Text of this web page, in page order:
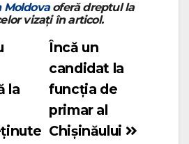
Moldovaoferă dreptul la
vizați în articol.
Încă un
candidat la
funcția de
primar al
Chișinăului
la